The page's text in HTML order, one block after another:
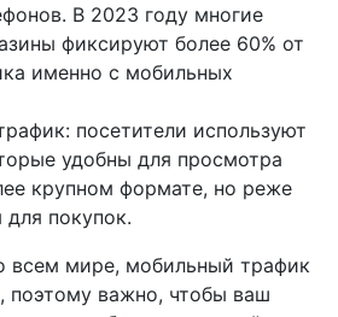
В 2023 году многие
фиксируют более 60% от
именно с мобильных
посетители используют
удобны для просмотра
крупном формате, но реже
для покупок.
всем мире, мобильный трафик
поэтому важно, чтобы ваш